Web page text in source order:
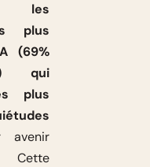
les
plus
(69%
qui
plus
avenir
Cette